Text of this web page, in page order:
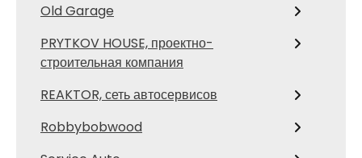
Old Garage
PRYTKOV HOUSE, проектно-
строительная компания
REAKTOR, сеть автосервисов
Robbybobwood